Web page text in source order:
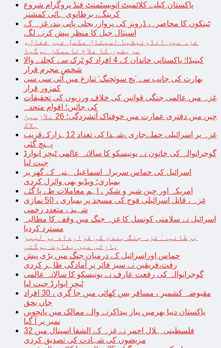
پاکستان کیلیے کلائمیٹ انویسٹمنٹ فنڈ پروگرام شروع
کرینگے، برطانوی ہائی کمشنر
ٹینکوں کا محاصرہ، ڈرونز کی پرواز، بجلی پانی بند، غزہ کے
اسپتال جیل کا منظر پیش کرنے لگے
غزہ میں انڈونیشیا اسپتال مکمل غیر فعال،
مریضوں کا علاج ناممکن ہوگیا
کینیڈا؛ پاکستانی خاندان کے 4 افراد کو ٹرک سے کچلنے والا
شخص مجرم قرار
بھارت کی جانب سے ’پچ سوئچنگ‘ تنازع میں آئی سی سی
کمزور قرار
غزہ میں عالمی جنگی قوانین کی خلاف ورزیوں کی تحقیقات
کی جائیں؛ اقوام متحدہ
چین میں دفتری عمارت میں خوفناک آتشزدگی؛ 26 ملازمین
ہلاک
غزہ پر اسرائیلی حملےجاری ،شہدا کی تعداد 12ہزارکےقریب
پہنچ گئی
گوجرانوالہ کی خاتون نے یونیسکو کا سالانہ عالمی ٹیچر ایوارڈ
جیت لیا
اسرائیل کی حماس سربراہ اسماعیل ہنیہ کے گھر پر
بمباری؛ ویڈیو بھی وائرل کردی
امریکہ اور چین شیر و شکر ، اہم معاملات طے پا گئے
غزہ ، قاتل اسرائیلی فوج کی مسجد پر بمباری ، 50 نمازی
شہید ، متعدد زخمی
اسرائیل نے سلامتی کونسل کا غزہ جنگ میں وقفے کا مطالبہ
مسترد کردیا
برطانیہ: غزہ جنگ بندی کی قرارداد پر لیبر
پارٹی میں بغاوت ہوگئی
حماس اوراسرائیل کے درمیان جنگ میں بڑی پیش
رفت،فریقین نے سیز فائر پر آمادگی ظاہر کردی
گوجرانوالہ کی رفعت عارف نے یونیسکو کا سالانہ عالمی
ٹیچر ایوارڈ جیت لیا
مقبوضہ کشمیر ، مسافر بس کھائی میں جا گری ، 30 افراد
جاں بحق
پاکستان دنیا بھرمیں پیاز پیداکرنے والے ممالک میں پانچویں
نمبر پر آ گیا
فلسطینی ہلال احمر نے غزہ کے الشفا اسپتال میں 32
مریضوں کی شہادت کی تصدیق کردی